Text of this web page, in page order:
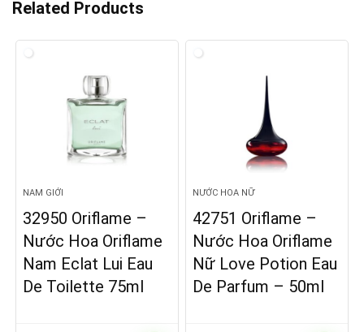
Related Products
NAM GIỚI
32950 Oriflame –
Nước Hoa Oriflame
Nam Eclat Lui Eau
De Toilette 75ml
NƯỚC HOA NỮ
42751 Oriflame –
Nước Hoa Oriflame
Nữ Love Potion Eau
De Parfum – 50ml